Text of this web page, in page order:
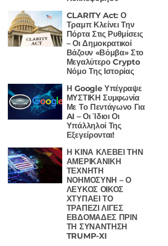
CLARITY Act: Ο
Τραμπ Κλείνει Την
Πόρτα Στις Ρυθμίσεις
– Οι Δημοκρατικοί
Βάζουν «Βόμβα» Στο
Μεγαλύτερο Crypto
Νόμο Της Ιστορίας
Η Google Υπέγραψε
ΜΥΣΤΙΚΗ Συμφωνία
Με Το Πεντάγωνο Για
AI – Οι Ίδιοι Οι
Υπάλληλοί Της
Εξεγείρονται!
Η ΚΙΝΑ ΚΛΕΒΕΙ ΤΗΝ
ΑΜΕΡΙΚΑΝΙΚΗ
ΤΕΧΝΗΤΗ
ΝΟΗΜΟΣΥΝΗ – Ο
ΛΕΥΚΟΣ ΟΙΚΟΣ
ΧΤΥΠΑΕΙ ΤΟ
ΤΡΑΠΕΖΙ ΛΙΓΕΣ
ΕΒΔΟΜΑΔΕΣ ΠΡΙΝ
ΤΗ ΣΥΝΑΝΤΗΣΗ
TRUMP-XI